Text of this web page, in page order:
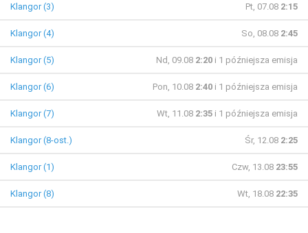
Klangor (3) Pt, 07.08 2:15
Klangor (4) So, 08.08 2:45
Klangor (5) Nd, 09.08 2:20 i 1 późniejsza emisja
Klangor (6) Pon, 10.08 2:40 i 1 późniejsza emisja
Klangor (7) Wt, 11.08 2:35 i 1 późniejsza emisja
Klangor (8-ost.) Śr, 12.08 2:25
Klangor (1) Czw, 13.08 23:55
Klangor (8) Wt, 18.08 22:35